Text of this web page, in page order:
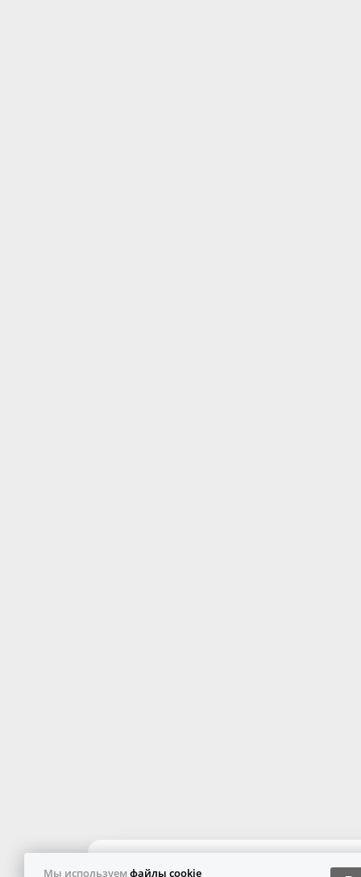
Мы используем файлы cookie